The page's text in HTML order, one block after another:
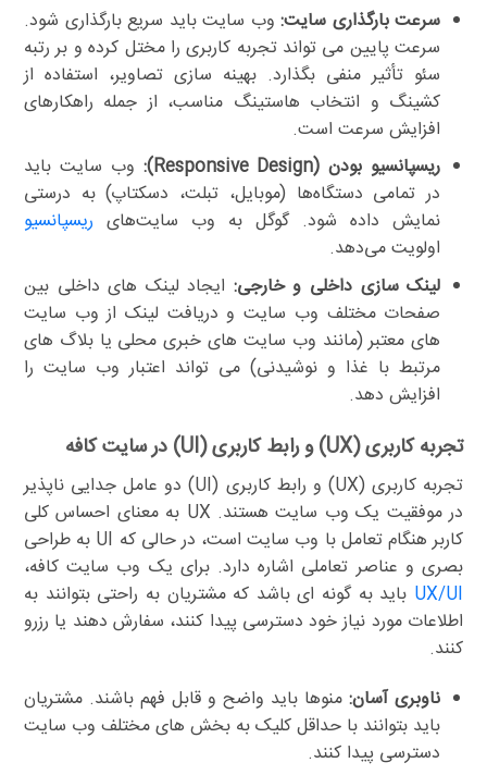
سرعت بارگذاری سایت:وب سایت باید سریع بارگذاری شود.
سرعت پایین می تواند تجربه کاربری را مختل کرده و بر رتبه
سئو تأثیر منفی بگذارد. بهینه سازی تصاویر، استفاده از
کشینگ و انتخاب هاستینگ مناسب، از جمله راهکارهای
افزایش سرعت است.
ریسپانسیو بودن (Responsive Design):
وب سایت باید
در تمامی دستگاه‌ها (موبایل، تبلت، دسکتاپ) به درستی
نمایش داده شود. گوگل به وب سایت‌های ریسپانسیو
اولویت می‌دهد.
لینک سازی داخلی و خارجی: ایجاد لینک های داخلی بین
صفحات مختلف وب سایت و دریافت لینک از وب سایت
های معتبر (مانند وب سایت های خبری محلی یا بلاگ های
مرتبط با غذا و نوشیدنی) می تواند اعتبار وب سایت را
افزایش دهد.
تجربه کاربری (UX) و رابط کاربری (UI) در سایت کافه
تجربه کاربری (UX) و رابط کاربری (UI) دو عامل جدایی ناپذیر
در موفقیت یک وب سایت هستند. UX به معنای احساس کلی
کاربر هنگام تعامل با وب سایت است، در حالی که UI به طراحی
بصری و عناصر تعاملی اشاره دارد. برای یک وب سایت کافه،
UX/UI باید به گونه ای باشد که مشتریان به راحتی بتوانند به
اطلاعات مورد نیاز خود دسترسی پیدا کنند، سفارش دهند یا رزرو
کنند.
ناوبری آسان:منوها باید واضح و قابل فهم باشند. مشتریان
باید بتوانند با حداقل کلیک به بخش های مختلف وب سایت
دسترسی پیدا کنند.